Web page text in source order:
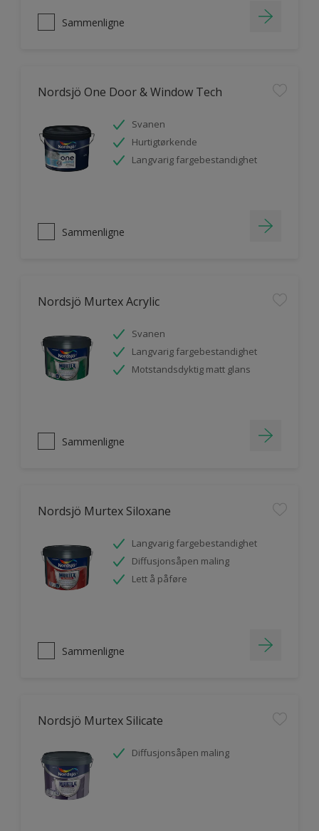
Sammenligne
Nordsjö One Door & Window Tech
Svanen
Hurtigtørkende
Langvarig fargebestandighet
Sammenligne
Nordsjö Murtex Acrylic
Svanen
Langvarig fargebestandighet
Motstandsdyktig matt glans
Sammenligne
Nordsjö Murtex Siloxane
Langvarig fargebestandighet
Diffusjonsåpen maling
Lett å påføre
Sammenligne
Nordsjö Murtex Silicate
Diffusjonsåpen maling